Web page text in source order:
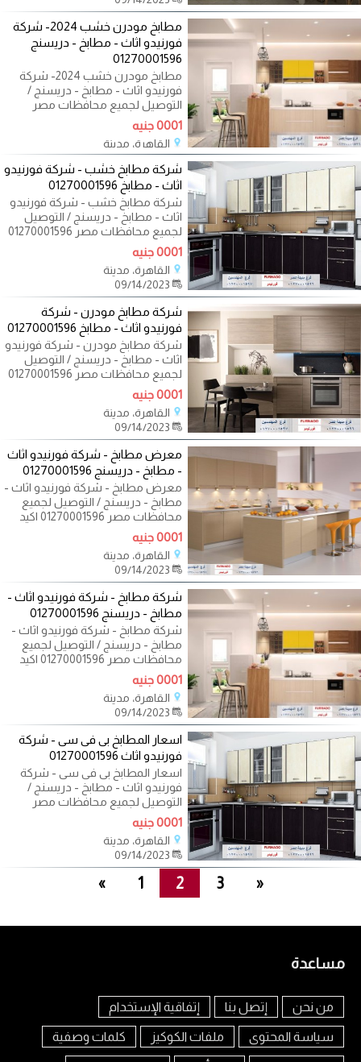
مطابخ مودرن خشب 2024- شركة
فورنيدو اثاث - مطابخ - دريسنج
01270001596
مطابخ مودرن خشب 2024- شركة
فورنيدو اثاث - مطابخ - دريسنج /
التوصيل لجميع محافظات مصر
01270001596 اكيد
0001 جنيه
القاهرة، مدينة
09/14/2023
شركة مطابخ خشب - شركة فورنيدو
اثاث - مطابخ 01270001596
شركة مطابخ خشب - شركة فورنيدو
اثاث - مطابخ - دريسنج / التوصيل
لجميع محافظات مصر 01270001596
اكيد نفسك
0001 جنيه
القاهرة، مدينة
شركة مطابخ مودرن - شركة
فورنيدو اثاث - مطابخ 01270001596
شركة مطابخ مودرن - شركة فورنيدو
اثاث - مطابخ - دريسنج / التوصيل
لجميع محافظات مصر 01270001596
اكيد نفسك
0001 جنيه
القاهرة، مدينة
معرض مطابخ - شركة فورنيدو اثاث
- مطابخ - دريسنج 01270001596
معرض مطابخ - شركة فورنيدو اثاث -
مطابخ - دريسنج / التوصيل لجميع
محافظات مصر 01270001596 اكيد
نفسك تعمل
0001 جنيه
القاهرة، مدينة
شركة مطابخ - شركة فورنيدو اثاث -
مطابخ - دريسنج 01270001596
شركة مطابخ - شركة فورنيدو اثاث -
مطابخ - دريسنج / التوصيل لجميع
محافظات مصر 01270001596 اكيد
نفسك تعمل
0001 جنيه
القاهرة، مدينة
اسعار المطابخ بى فى سى - شركة
فورنيدو اثاث 01270001596
اسعار المطابخ بى فى سى - شركة
فورنيدو اثاث - مطابخ - دريسنج /
التوصيل لجميع محافظات مصر
01270001596 اكيد
0001 جنيه
القاهرة، مدينة
« 1 2 3 »
مساعدة
من نحن إتصل بنا إتفاقية الإستخدام
سياسة المحتوى ملفات الكوكيز كلمات وصفية